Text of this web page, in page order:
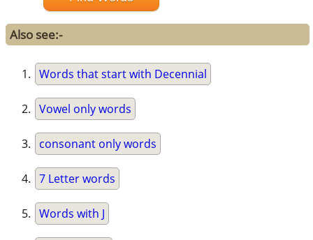
Also see:-
Words that start with Decennial
Vowel only words
consonant only words
7 Letter words
Words with J